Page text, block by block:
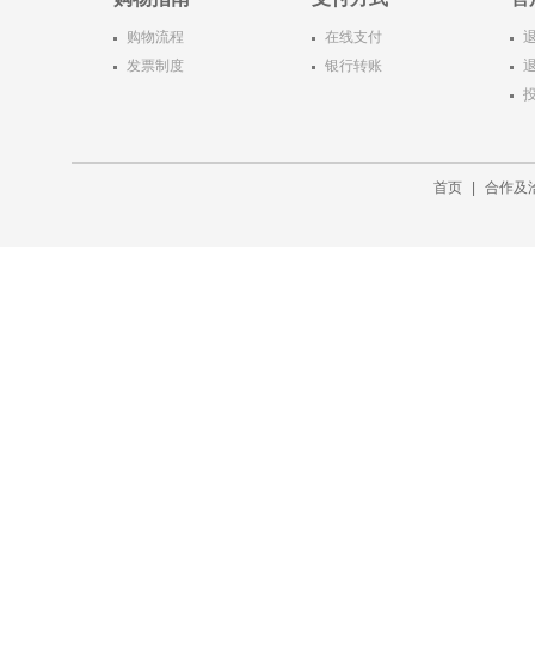
购物流程
发票制度
在线支付
银行转账
首页 合作及